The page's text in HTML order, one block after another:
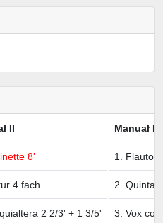
II Manuał III
8' 1. Flauto
4 fach 2.
2 2/3' + 1 3/5' 3. Vox